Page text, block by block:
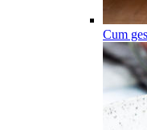
Cum